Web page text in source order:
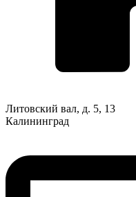
Литовский вал, д. 5, 13
Калининград